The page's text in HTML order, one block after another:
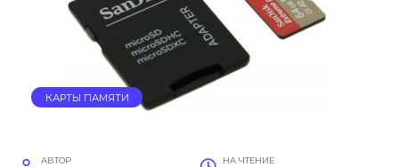
КАРТЫ ПАМЯТИ
АВТОР НА ЧТЕНИЕ